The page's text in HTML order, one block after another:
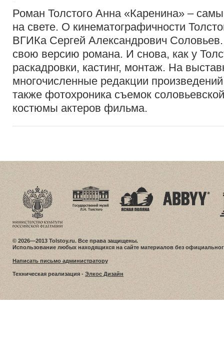
Роман Толстого Анна «Каренина» –
на свете. О кинематографичности
ВГИКа Сергей Александрович
свою версию романа. И снова, как у
раскадровки, кастинг, монтаж. На
многочисленные редакции
также фотохроника съемок
костюмы актеров фильма.
© 2026—2013 Tolstoy.ru. Все права защищены.
Использование любых находящихся на сайте материалов без
Написать письмо администратору
Техническая реализация - Элкос Дизайн